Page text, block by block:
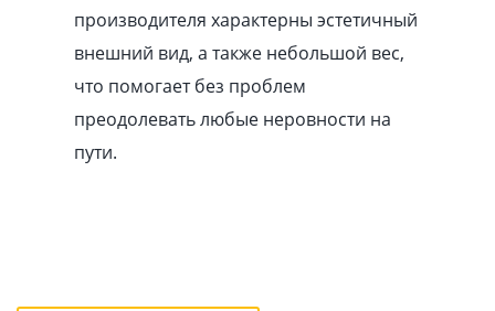
производителя характерны эстетичный
внешний вид, а также небольшой вес,
что помогает без проблем
преодолевать любые неровности на
пути.